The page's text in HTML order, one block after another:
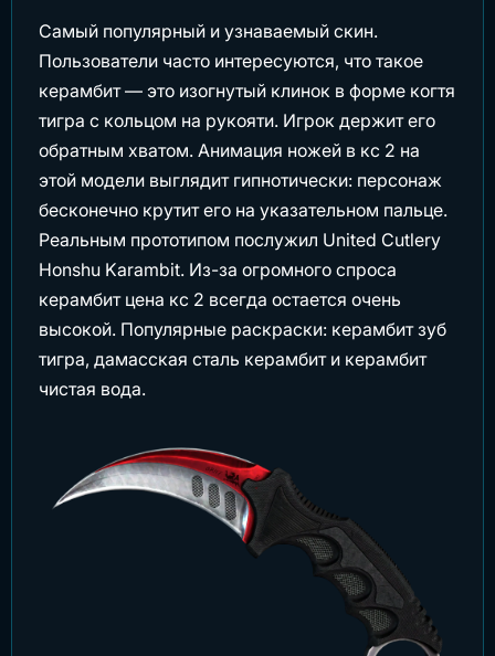
Самый популярный и узнаваемый скин.
Пользователи часто интересуются, что такое
керамбит — это изогнутый клинок в форме когтя
тигра с кольцом на рукояти. Игрок держит его
обратным хватом. Анимация ножей в кс 2 на
этой модели выглядит гипнотически: персонаж
бесконечно крутит его на указательном пальце.
Реальным прототипом послужил United Cutlery
Honshu Karambit. Из-за огромного спроса
керамбит цена кс 2 всегда остается очень
высокой. Популярные раскраски: керамбит зуб
тигра, дамасская сталь керамбит и керамбит
чистая вода.